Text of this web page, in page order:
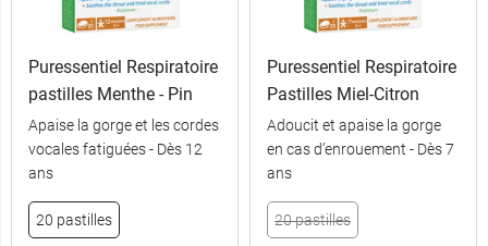
Puressentiel Respiratoire
pastilles Menthe - Pin
Apaise la gorge et les cordes
vocales fatiguées - Dès 12
ans
20 pastilles
Puressentiel Respiratoire
Pastilles Miel-Citron
Adoucit et apaise la gorge
en cas d’enrouement - Dès 7
ans
20 pastilles